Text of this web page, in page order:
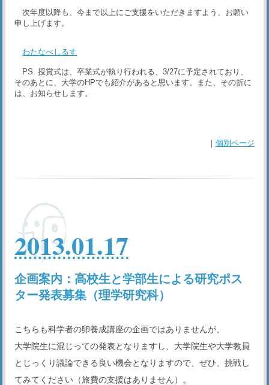
次年度以降も、今まで以上にご支援をいただきますよう、お願い
申し上げます。
わたなべしるす
PS. 授賞式は、卒業式が執り行われる、3/27に予定されており、
そのあとに、大学のHPでも紹介があると思います。また、その折に
は、お知らせします。
｜ 個別ページ
2013.01.17
企画案内：高校生と学部生による研究ポス
ター発表募集（理学研究科）
こちらも科学者の卵養成講座の企画ではありませんが、
大学院生に混じっての発表となりますし、大学院生や大学教員
とじっくり議論できる良い機会となりますので、ぜひ、挑戦し
てみてください （旅費の支援はありません）。